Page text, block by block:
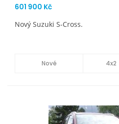
601 900 Kč
Nový Suzuki S-Cross.
Nové 4x2